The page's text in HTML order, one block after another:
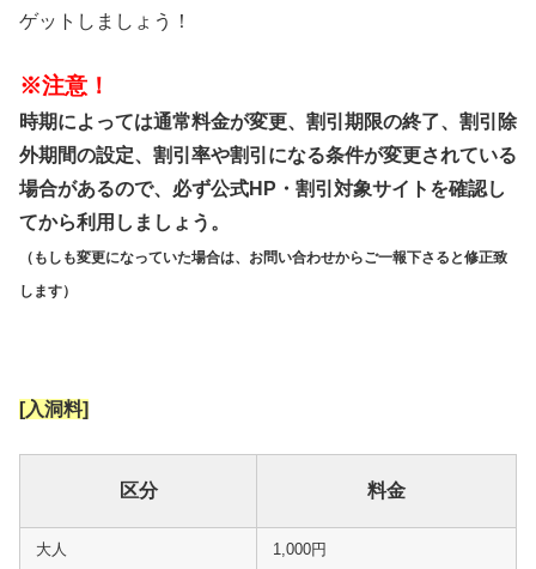
ゲットしましょう！
※注意！
時期によっては通常料金が変更、割引期限の終了、割引除
外期間の設定、割引率や割引になる条件が変更されている
場合があるので、必ず公式HP・割引対象サイトを確認し
てから利用しましょう。
（もしも変更になっていた場合は、お問い合わせからご一報下さると修正致
します）
[入洞料]
区分 料金
大人 1,000円